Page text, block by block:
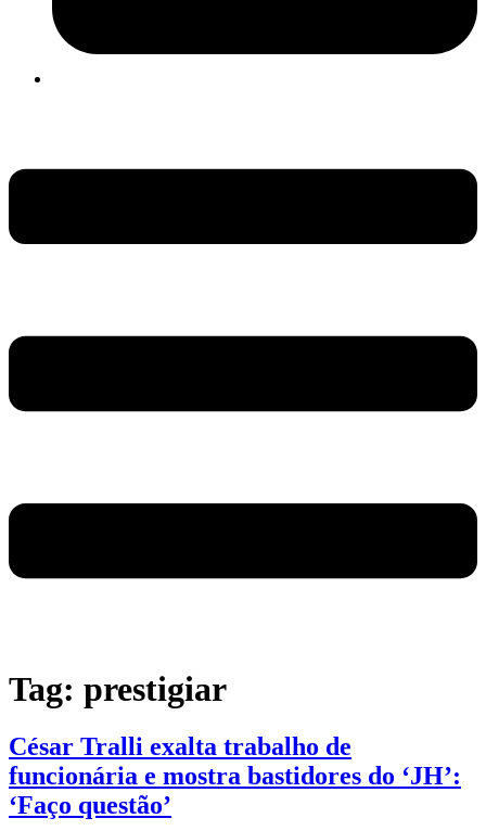
Tag: prestigiar
César Tralli exalta trabalho de
funcionária e mostra bastidores do ‘JH’:
‘Faço questão’